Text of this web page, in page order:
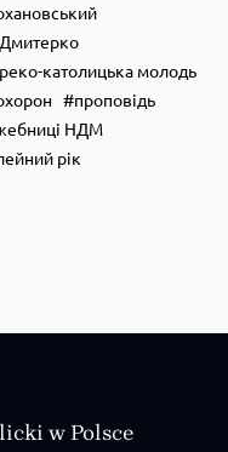
католицька молодь
проповідь
НДМ
рік
w Polsce